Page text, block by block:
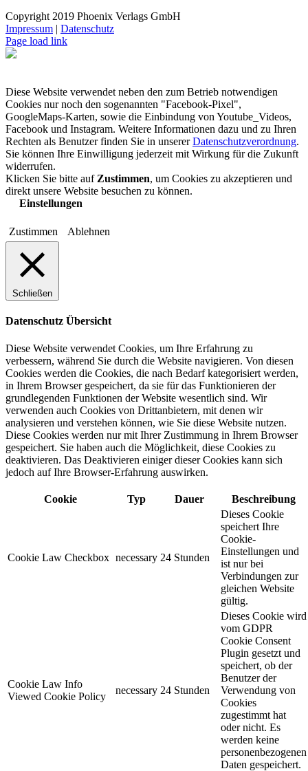
Copyright 2019 Phoenix Verlags GmbH
Impressum | Datenschutz
Page load link
Diese Website verwendet neben den zum Betrieb notwendigen
Cookies nur noch den sogenannten "Facebook-Pixel",
GoogleMaps-Karten, sowie die Einbindung von Youtube_Videos,
Facebook und Instagram. Weitere Informationen dazu und zu Ihren
Rechten als Benutzer finden Sie in unsererDatenschutzverordnung.
Sie können Ihre Einwilligung jederzeit mit Wirkung für die Zukunft
widerrufen.
Klicken Sie bitte auf Zustimmen, um Cookies zu akzeptieren und
direkt unsere Website besuchen zu können.
Einstellungen
Zustimmen Ablehnen
Schließen
Datenschutz Übersicht
Diese Website verwendet Cookies, um Ihre Erfahrung zu
verbessern, während Sie durch die Website navigieren. Von diesen
Cookies werden die Cookies, die nach Bedarf kategorisiert werden,
in Ihrem Browser gespeichert, da sie für das Funktionieren der
grundlegenden Funktionen der Website wesentlich sind. Wir
verwenden auch Cookies von Drittanbietern, mit denen wir
analysieren und verstehen können, wie Sie diese Website nutzen.
Diese Cookies werden nur mit Ihrer Zustimmung in Ihrem Browser
gespeichert. Sie haben auch die Möglichkeit, diese Cookies zu
deaktivieren. Das Deaktivieren einiger dieser Cookies kann sich
jedoch auf Ihre Browser-Erfahrung auswirken.
Cookie Typ Dauer Beschreibung
Cookie Law Checkbox necessary 24 Stunden
Dieses Cookie
speichert Ihre
Cookie-
Einstellungen und
ist nur bei
Verbindungen zur
gleichen Website
gültig.
Cookie Law Info
Viewed Cookie Policy
necessary 24 Stunden
Dieses Cookie wird
vom GDPR
Cookie Consent
Plugin gesetzt und
speichert, ob der
Benutzer der
Verwendung von
Cookies
zugestimmt hat
oder nicht. Es
werden keine
personenbezogenen
Daten gespeichert.